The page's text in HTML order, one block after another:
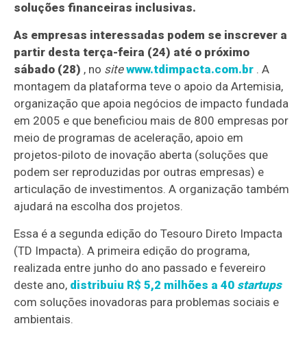
soluções financeiras inclusivas.
As empresas interessadas podem se inscrever a
partir desta terça-feira (24) até o próximo
sábado (28) , no site www.tdimpacta.com.br . A
montagem da plataforma teve o apoio da Artemisia,
organização que apoia negócios de impacto fundada
em 2005 e que beneficiou mais de 800 empresas por
meio de programas de aceleração, apoio em
projetos-piloto de inovação aberta (soluções que
podem ser reproduzidas por outras empresas) e
articulação de investimentos. A organização também
ajudará na escolha dos projetos.
Essa é a segunda edição do Tesouro Direto Impacta
(TD Impacta). A primeira edição do programa,
realizada entre junho do ano passado e fevereiro
deste ano, distribuiu R$ 5,2 milhões a 40 startups
com soluções inovadoras para problemas sociais e
ambientais.